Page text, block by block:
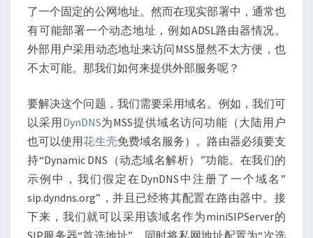
了一个固定的公网地址。然而在现实部署中，通常也
有可能部署一个动态地址，例如ADSL路由器情况。
外部用户采用动态地址来访问MSS显然不太方便，也
不太可能。那我们如何来提供外部服务呢？
要解决这个问题，我们需要采用域名。例如，我们可
以采用DynDNS为MSS提供域名访问功能（大陆用户
也可以使用花生壳免费域名服务）。路由器必须要支
持“Dynamic DNS（动态域名解析）”功能。在我们的
示例中，我们假定在DynDNS中注册了一个域名”
sip.dyndns.org”，并且已经将其配置在路由器中。接
下来，我们就可以采用该域名作为miniSIPServer的
SIP服务器“首选地址”，同时将私网地址配置为“次选